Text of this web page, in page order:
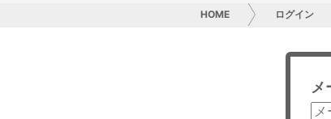
HOME ログイン
メ